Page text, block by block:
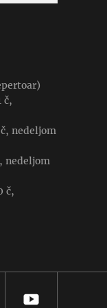
č,
nedeljom
nedeljom
č,